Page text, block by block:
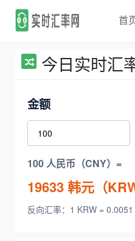
首
今日实时汇
金额
100 人民币（CNY）=
19633韩元（
反向汇率：1 KRW =